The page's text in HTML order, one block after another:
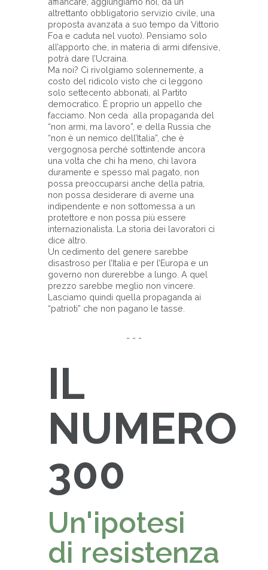
altrettanto obbligatorio servizio civile, una
proposta avanzata a suo tempo da Vittorio
Foa e caduta nel vuoto). Pensiamo solo
all’apporto che, in materia di armi difensive,
potrà dare l’Ucraina.
Ma noi? Ci rivolgiamo solennemente, a
costo del ridicolo visto che ci leggono
solo settecento abbonati, al Partito
democratico. È proprio un appello che
facciamo. Non ceda alla propaganda del
“non armi, ma lavoro”, e della Russia che
“non è un nemico dell’Italia”, che è
vergognosa perché sottintende ancora
una volta che chi ha meno, chi lavora
duramente e spesso mal pagato, non
possa preoccuparsi anche della patria,
non possa desiderare di averne una
indipendente e non sottomessa a un
protettore e non possa più essere
internazionalista. La storia dei lavoratori ci
dice altro.
Un cedimento del genere sarebbe
disastroso per l’Italia e per l’Europa e un
governo non durerebbe a lungo. A quel
prezzo sarebbe meglio non vincere.
Lasciamo quindi quella propaganda ai
“patrioti” che non pagano le tasse.
- - -
IL
NUMERO
300
Un'ipotesi
di resistenza